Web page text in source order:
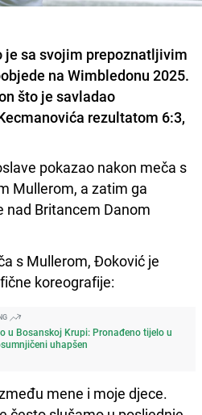
je sa svojim prepoznatljivim
na Wimbledonu 2025.
što je savladao
rezultatom 6:3,
pokazao nakon meča s
Mullerom, a zatim ga
nad Britancem Danom
s Mullerom, Đoković je
koreografije:
u Bosanskoj Krupi: Pronađeno tijelo u
uhapšen
mene i moje djece.